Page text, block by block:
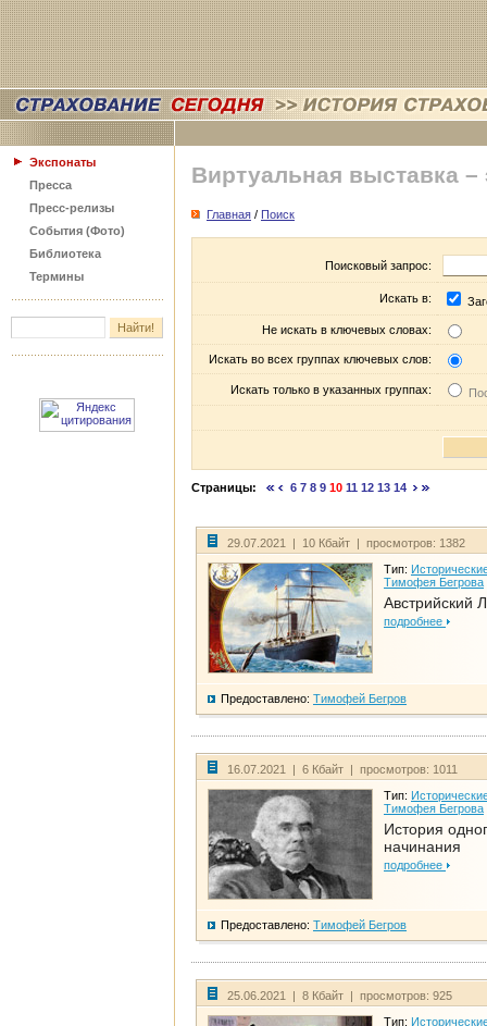
Экспонаты
Пресса
Пресс-релизы
События (Фото)
Библиотека
Термины
Виртуальная выставка –
Главная / Поиск
Поисковый запрос:
Искать в:
Не искать в ключевых словах:
Искать во всех группах ключевых слов:
Искать только в указанных группах:
Страницы: 6 7 8 9 10 11 12 13 14
29.07.2021 | 10 Кбайт | просмотров: 1382
Тип:
Тимофея Бегрова
Австрийский
подробнее
Предоставлено: Тимофей Бегров
16.07.2021 | 6 Кбайт | просмотров: 1011
Тип:
Тимофея Бегрова
История
начинания
подробнее
Предоставлено: Тимофей Бегров
25.06.2021 | 8 Кбайт | просмотров: 925
Тип: